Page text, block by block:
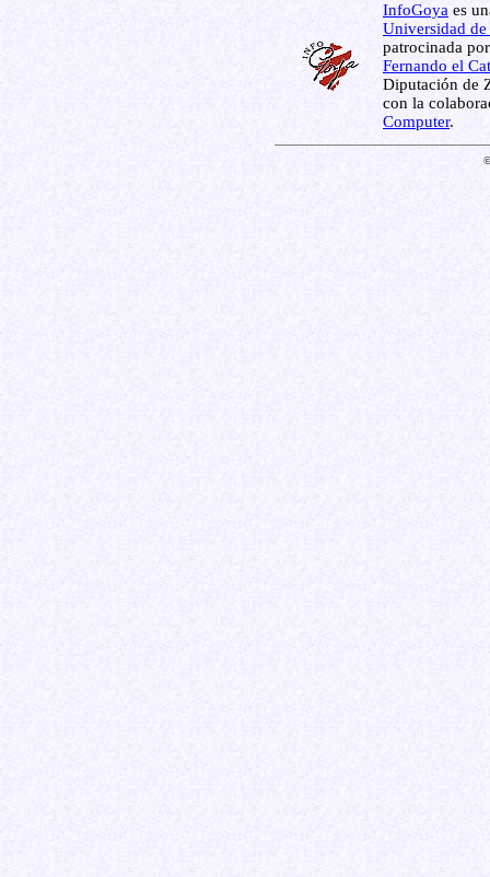
InfoGoya es
Universidad de
patrocinada
Fernando el
Diputación de
con la
Computer.